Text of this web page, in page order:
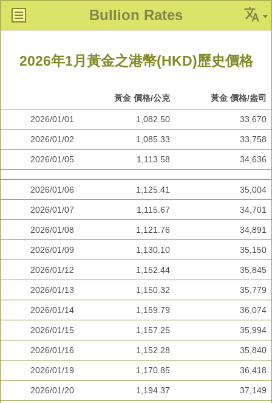
Bullion Rates
2026年1月黃金之港幣(HKD)歷史價格
黃金 價格/公克 黃金 價格/盎司
2026/01/01 1,082.50 33,670
2026/01/02 1,085.33 33,758
2026/01/05 1,113.58 34,636
2026/01/06 1,125.41 35,004
2026/01/07 1,115.67 34,701
2026/01/08 1,121.76 34,891
2026/01/09 1,130.10 35,150
2026/01/12 1,152.44 35,845
2026/01/13 1,150.32 35,779
2026/01/14 1,159.79 36,074
2026/01/15 1,157.25 35,994
2026/01/16 1,152.28 35,840
2026/01/19 1,170.85 36,418
2026/01/20 1,194.37 37,149